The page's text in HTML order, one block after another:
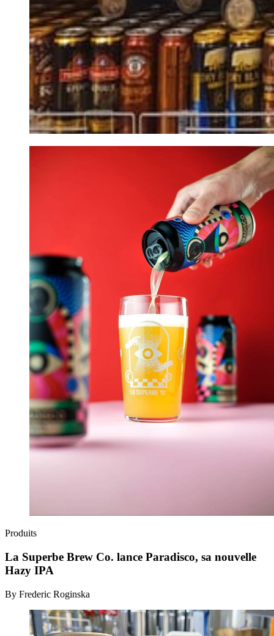
Produits
La Superbe Brew Co. lance Paradisco, sa nouvelle
Hazy IPA
By Frederic Roginska